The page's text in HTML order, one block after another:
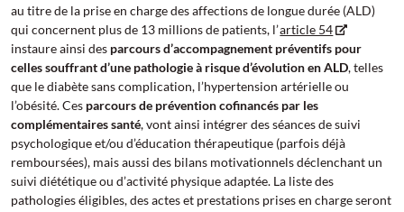
au titre de la prise en charge des affections de longue durée (ALD)
qui concernent plus de 13 millions de patients, l’article 54
instaure ainsi des parcours d’accompagnement préventifs pour
celles souffrant d’une pathologie à risque d’évolution en ALD, telles
que le diabète sans complication, l’hypertension artérielle ou
l’obésité. Ces parcours de prévention cofinancés par les
complémentaires santé, vont ainsi intégrer des séances de suivi
psychologique et/ou d’éducation thérapeutique (parfois déjà
remboursées), mais aussi des bilans motivationnels déclenchant un
suivi diététique ou d’activité physique adaptée. La liste des
pathologies éligibles, des actes et prestations prises en charge seront